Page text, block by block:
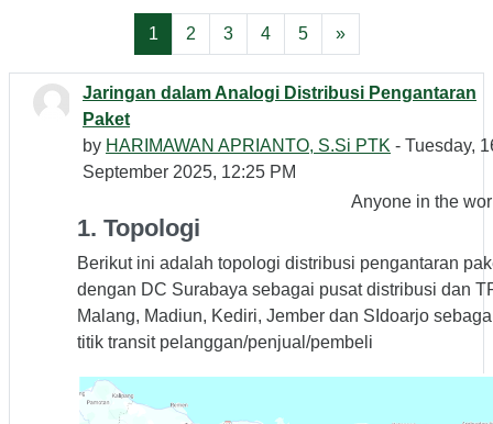
1 Page 1
2Page 2
3Page 3
4Page 4
5Page 5
»Next page
Jaringan dalam Analogi Distribusi Pengantaran
Paket
by HARIMAWAN APRIANTO, S.Si PTK - Tuesday,
September 2025, 12:25 PM
Anyone in the
1. Topologi
Berikut ini adalah topologi distribusi pengantaran
dengan DC Surabaya sebagai pusat distribusi dan
Malang, Madiun, Kediri, Jember dan SIdoarjo
titik transit pelanggan/penjual/pembeli